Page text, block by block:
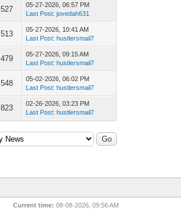
527
05-27-2026, 06:57 PM
Last Post:jovedah631
513
05-27-2026, 10:41 AM
Last Post:hustlersmail7
479
05-27-2026, 09:15 AM
Last Post:hustlersmail7
548
05-02-2026, 06:02 PM
Last Post:hustlersmail7
823
02-26-2026, 03:23 PM
Last Post:hustlersmail7
Current time: 08-08-2026, 09:56 AM